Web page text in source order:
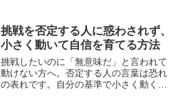
ップと今日からできる簡単な一歩を分か
りやすく解説します。
挑戦を否定する人に惑わされず、
小さく動いて自信を育てる方法
挑戦したいのに「無意味だ」と言われて
動けない方へ。否定する人の言葉は恐れ
の表れです。自分の基準で小さく動く習